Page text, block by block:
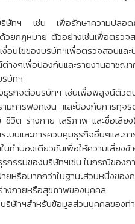
ริษัทฯ เช่น เพื่อรักษาความปลอ
วยกฎหมาย ตัวอย่างเช่นเพื่อตร
งื่อนไขของบริษัทฯเพื่อตรวจสอ
งๆเพื่อป้องกันและรายงานอาชญา
ษัทฯ
ธุรกิจต่อบริษัทฯ เช่นเพื่อพิสูจน์ตัว
มการฟอกเงิน และป้องกันการ
วิต ร่างกาย เสรีภาพ และชื่อเสี
ะบบและการควบคุมธุรกิจอื่นๆแ
ทำนองเดียวกันเพื่อให้ความเสี่ยง
ธุรกรรมของบริษัทฯเช่น ในกรณีข
หรือมากกว่าในฐานะส่วนหนึ่งของ
งกายหรือสุขภาพของบุคคล
ริษัทฯสำหรับข้อมูลส่วนบุคคลของท่